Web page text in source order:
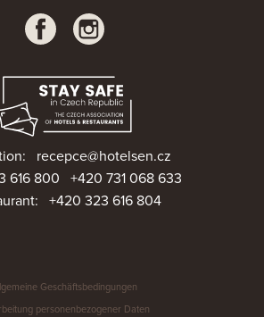
recepce@hotelsen.cz
616 800
+420 731 068 633
+420 323 616 804
Geschäftsbedingungen
personenbezogener Daten